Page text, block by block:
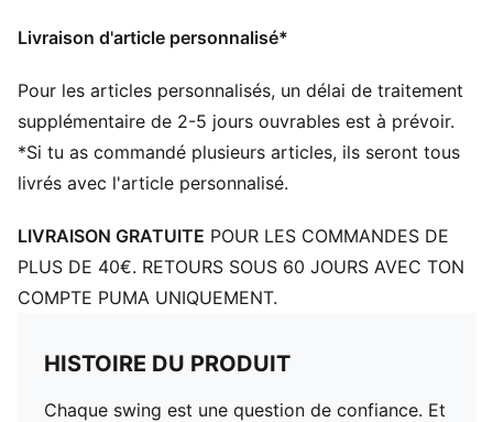
Livraison d'article personnalisé*
Pour les articles personnalisés, un délai de traitement
supplémentaire de 2-5 jours ouvrables est à prévoir.
*Si tu as commandé plusieurs articles, ils seront tous
livrés avec l'article personnalisé.
LIVRAISON GRATUITE POUR LES COMMANDES DE
PLUS DE 40€. RETOURS SOUS 60 JOURS AVEC TON
COMPTE PUMA UNIQUEMENT.
HISTOIRE DU PRODUIT
Chaque swing est une question de confiance. Et